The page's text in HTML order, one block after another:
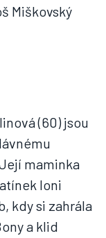
Miškovský
(60) jsou
maminka
loni
kdy si zahrála
a klid